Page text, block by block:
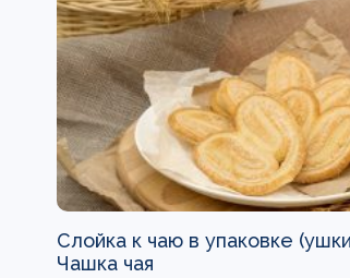
Слойка к чаю в упаковке
Чашка чая